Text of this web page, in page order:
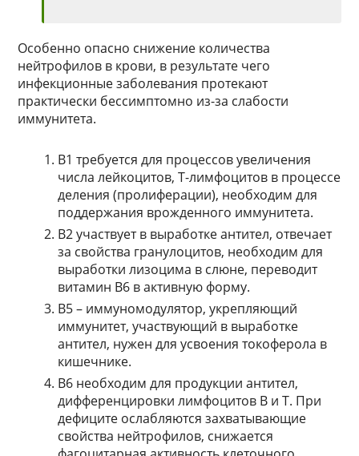
Особенно опасно снижение количества
нейтрофилов в крови, в результате чего
инфекционные заболевания протекают
практически бессимптомно из-за слабости
иммунитета.
В1 требуется для процессов увеличения
числа лейкоцитов, Т-лимфоцитов в процессе
деления (пролиферации), необходим для
поддержания врожденного иммунитета.
В2 участвует в выработке антител, отвечает
за свойства гранулоцитов, необходим для
выработки лизоцима в слюне, переводит
витамин В6 в активную форму.
В5 – иммуномодулятор, укрепляющий
иммунитет, участвующий в выработке
антител, нужен для усвоения токоферола в
кишечнике.
В6 необходим для продукции антител,
дифференцировки лимфоцитов В и Т. При
дефиците ослабляются захватывающие
свойства нейтрофилов, снижается